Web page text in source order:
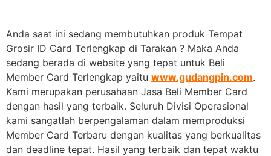
Anda saat ini sedang membutuhkan produk Tempat
Grosir ID Card Terlengkap di Tarakan ? Maka Anda
sedang berada di website yang tepat untuk Beli
Member Card Terlengkap yaitu www.gudangpin.com.
Kami merupakan perusahaan Jasa Beli Member Card
dengan hasil yang terbaik. Seluruh Divisi Operasional
kami sangatlah berpengalaman dalam memproduksi
Member Card Terbaru dengan kualitas yang berkualitas
dan deadline tepat. Hasil yang terbaik dan tepat waktu